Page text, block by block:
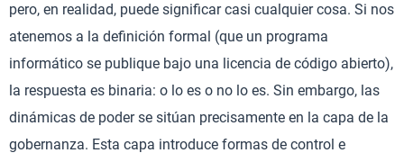
pero, en realidad, puede significar casi cualquier cosa. Si nos
atenemos a la definición formal (que un programa
informático se publique bajo una licencia de código abierto),
la respuesta es binaria: o lo es o no lo es. Sin embargo, las
dinámicas de poder se sitúan precisamente en la capa de la
gobernanza. Esta capa introduce formas de control e